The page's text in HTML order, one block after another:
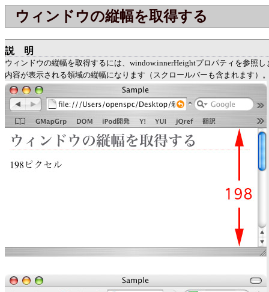
ウィンドウの縦幅を取得する
説明
ウィンドウの縦幅を取得するには、window.innerHeightプロパティを参照
内容が表示される領域の縦幅になります（スクロールバーも含まれます）